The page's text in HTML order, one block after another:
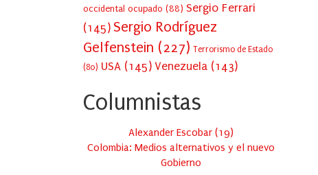
occidental ocupado (88) Sergio Ferrari
(145) Sergio Rodríguez
Gelfenstein (227) Terrorismo de Estado
(80) USA (145) Venezuela (143)
Columnistas
Alexander Escobar (19)
Colombia: Medios alternativos y el nuevo
Gobierno